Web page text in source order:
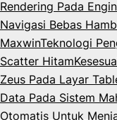
Rendering Pada
Navigasi Bebas
MaxwinTeknologi
Scatter Hitam
Zeus Pada Layar
Data Pada Sistem
Otomatis Untuk